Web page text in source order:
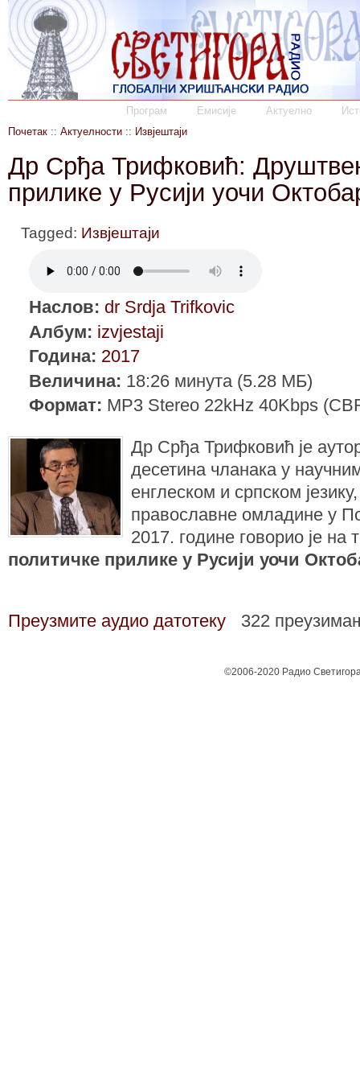
Програм Емисије Актуелно
Почетак :: Актуелности :: Извјештаји
Др Срђа Трифковић:
прилике у Русији уочи
Tagged: Извјештаји
Наслов: dr Srdja Trifkovic
Албум: izvjestaji
Година: 2017
Величина: 18:26 минута (5.28 МБ)
Формат: MP3 Stereo 22kHz 40Kbps
Др Срђа Трифковић је
десетина чланака у
енглеском и српском
православне омладине у
2017. године говорио је на
политичке прилике у Русији уочи
Преузмите аудио датотеку 322
©2006-2020 Радио